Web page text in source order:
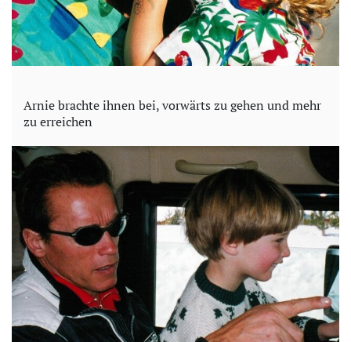
Arnie brachte ihnen bei, vorwärts zu gehen und mehr
zu erreichen